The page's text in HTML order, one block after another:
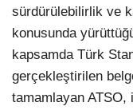
sürdürülebilirlik ve
konusunda
kapsamda Türk
gerçekleştirilen
tamamlayan ATSO,